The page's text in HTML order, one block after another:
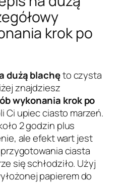
krok po
dużą blachęto czysta
znajdziesz
wykonania krok po
Ci upiec ciasto marzeń.
2 godzin plus
ale efekt wart jest
ciasta
się schłodziło. Użyj
papierem do